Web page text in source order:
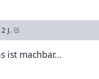
2 J.
ist machbar...